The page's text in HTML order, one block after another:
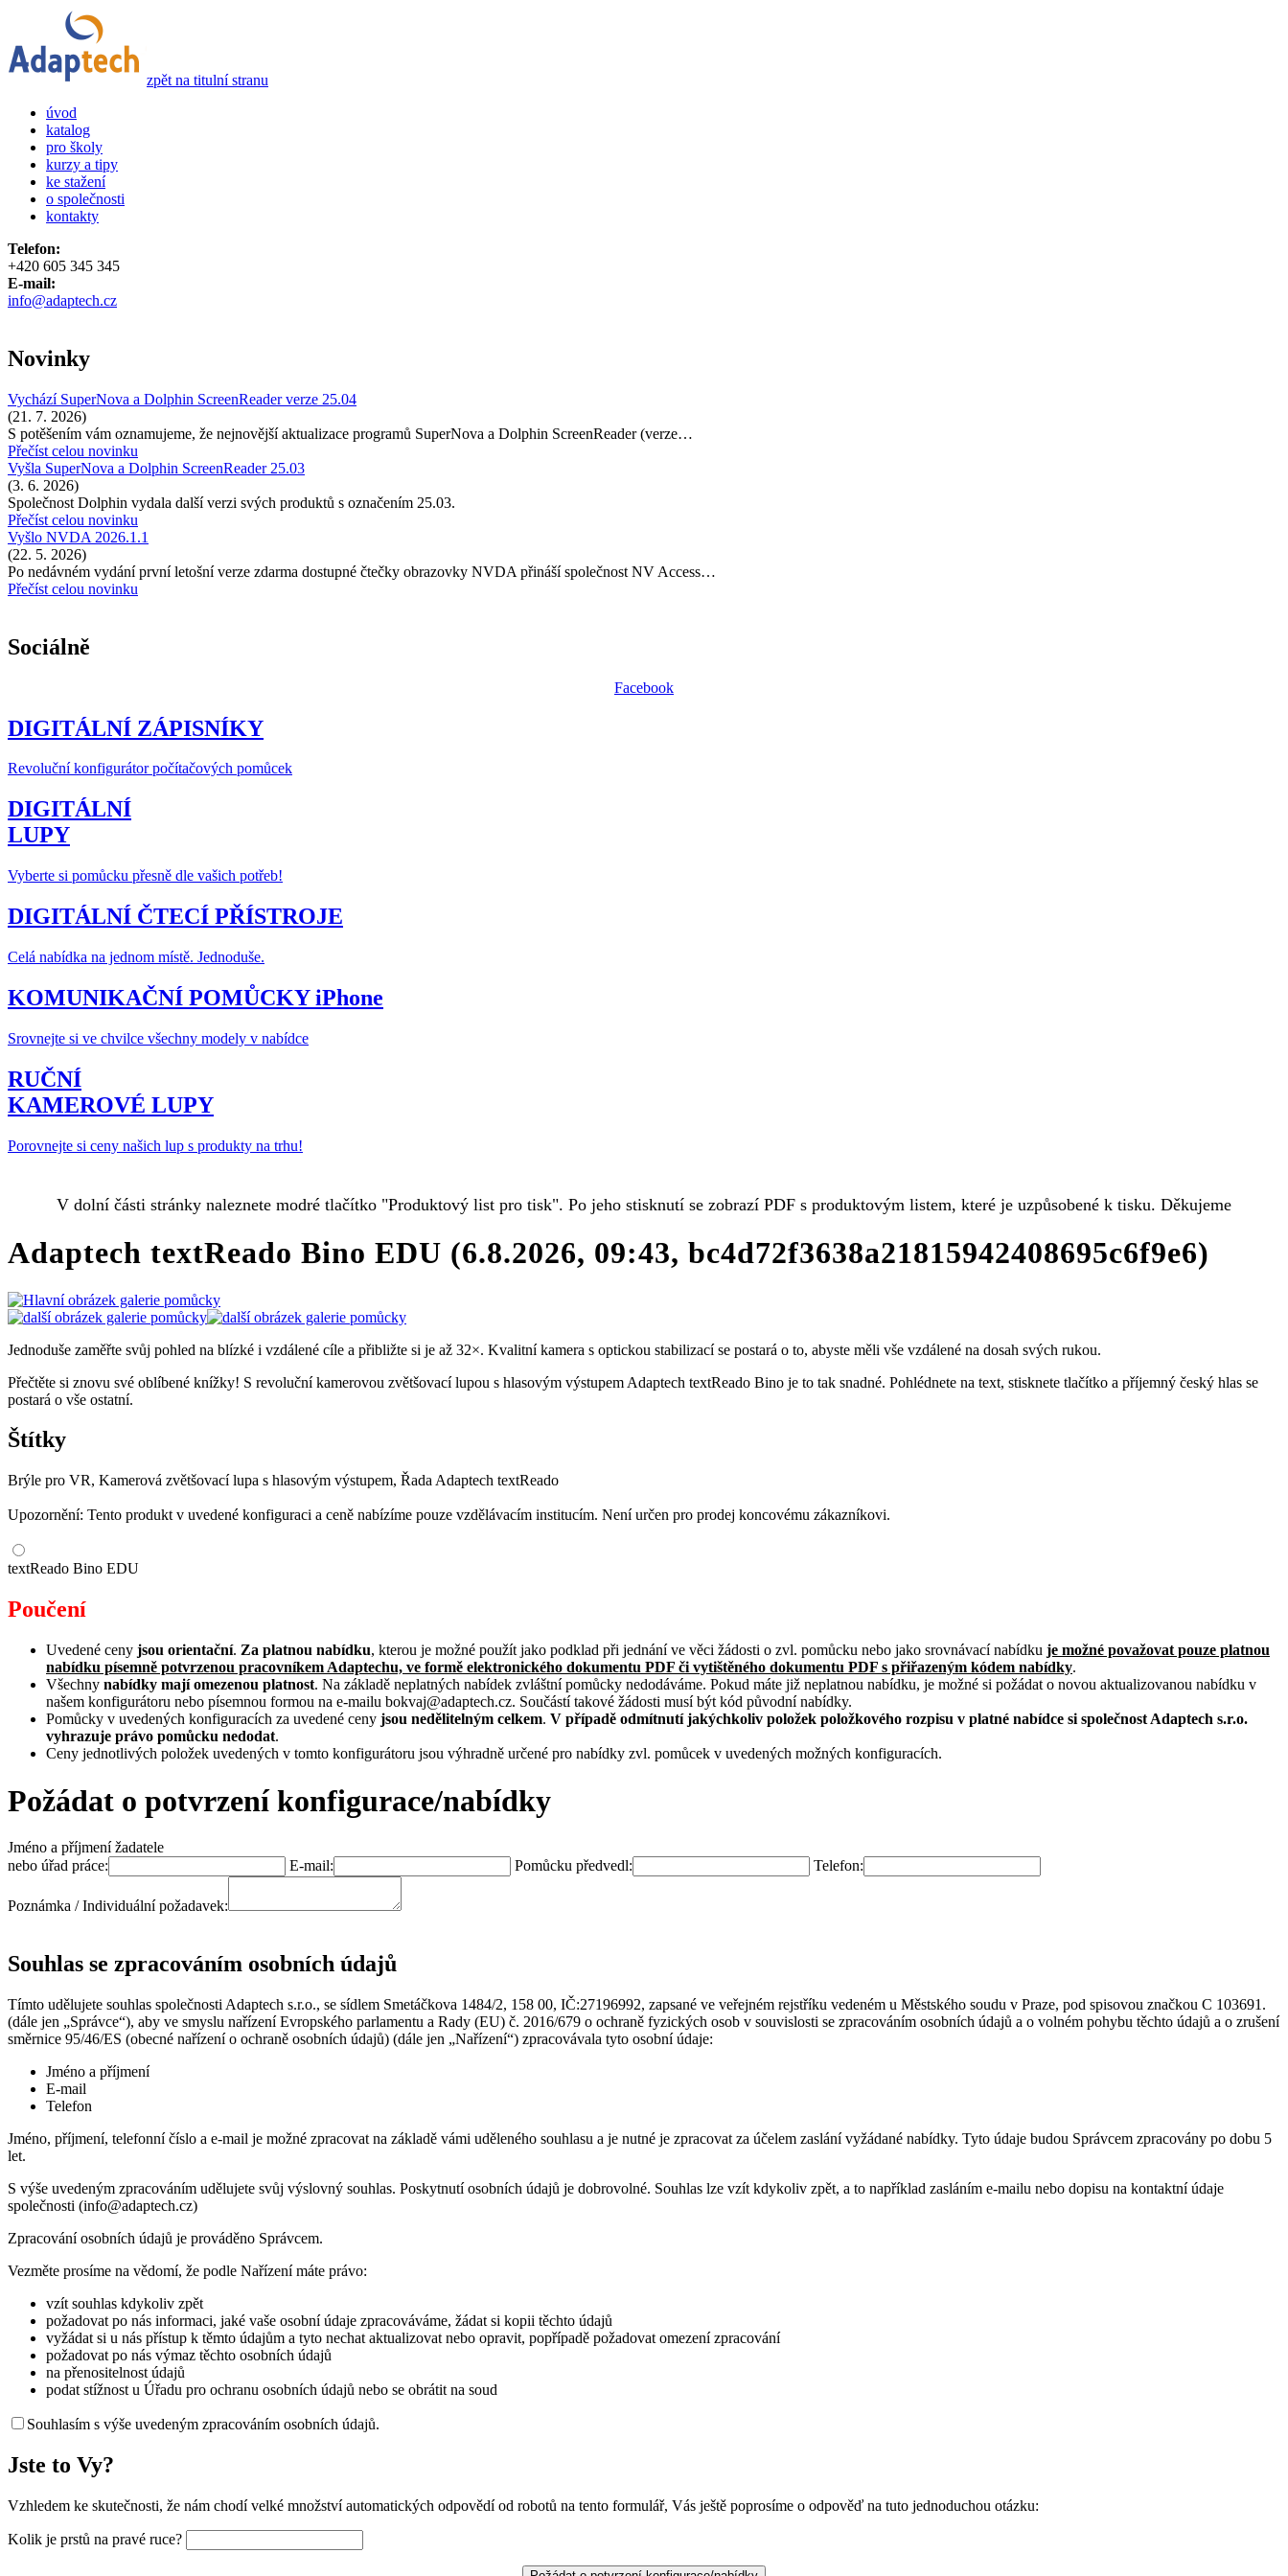
zpět na titulní stranu
úvod
katalog
pro školy
kurzy a tipy
ke stažení
o společnosti
kontakty
Telefon:
+420 605 345 345
E-mail:
info@adaptech.cz
Novinky
Vychází SuperNova a Dolphin ScreenReader verze 25.04
(21. 7. 2026)
S potěšením vám oznamujeme, že nejnovější aktualizace programů SuperNova a Dolphin ScreenReader (verze…
Přečíst celou novinku
Vyšla SuperNova a Dolphin ScreenReader 25.03
(3. 6. 2026)
Společnost Dolphin vydala další verzi svých produktů s označením 25.03.
Přečíst celou novinku
Vyšlo NVDA 2026.1.1
(22. 5. 2026)
Po nedávném vydání první letošní verze zdarma dostupné čtečky obrazovky NVDA přináší společnost NV Access…
Přečíst celou novinku
Sociálně
Facebook
DIGITÁLNÍ ZÁPISNÍKY
Revoluční konfigurátor počítačových pomůcek
DIGITÁLNÍ
LUPY
Vyberte si pomůcku přesně dle vašich potřeb!
DIGITÁLNÍ ČTECÍ PŘÍSTROJE
Celá nabídka na jednom místě. Jednoduše.
KOMUNIKAČNÍ POMŮCKY iPhone
Srovnejte si ve chvilce všechny modely v nabídce
RUČNÍ
KAMEROVÉ LUPY
Porovnejte si ceny našich lup s produkty na trhu!
V dolní části stránky naleznete modré tlačítko "Produktový list pro tisk". Po jeho stisknutí se zobrazí PDF s produktovým listem, které je uzpůsobené k tisku. Děkujeme
Adaptech textReado Bino EDU (6.8.2026, 09:43, bc4d72f3638a21815942408695c6f9e6)
Jednoduše zaměřte svůj pohled na blízké i vzdálené cíle a přibližte si je až 32×. Kvalitní kamera s optickou stabilizací se postará o to, abyste měli vše vzdálené na dosah svých rukou.
Přečtěte si znovu své oblíbené knížky! S revoluční kamerovou zvětšovací lupou s hlasovým výstupem Adaptech textReado Bino je to tak snadné. Pohlédnete na text, stisknete tlačítko a příjemný český hlas se
postará o vše ostatní.
Štítky
Brýle pro VR, Kamerová zvětšovací lupa s hlasovým výstupem, Řada Adaptech textReado
Upozornění: Tento produkt v uvedené konfiguraci a ceně nabízíme pouze vzdělávacím institucím. Není určen pro prodej koncovému zákazníkovi.
textReado Bino EDU
Poučení
Uvedené ceny jsou orientační. Za platnou nabídku, kterou je možné použít jako podklad při jednání ve věci žádosti o zvl. pomůcku nebo jako srovnávací nabídku je možné považovat pouze platnou
nabídku písemně potvrzenou pracovníkem Adaptechu, ve formě elektronického dokumentu PDF či vytištěného dokumentu PDF s přiřazeným kódem nabídky.
Všechny nabídky mají omezenou platnost. Na základě neplatných nabídek zvláštní pomůcky nedodáváme. Pokud máte již neplatnou nabídku, je možné si požádat o novou aktualizovanou nabídku v
našem konfigurátoru nebo písemnou formou na e-mailu bokvaj@adaptech.cz. Součástí takové žádosti musí být kód původní nabídky.
Pomůcky v uvedených konfiguracích za uvedené ceny jsou nedělitelným celkem. V případě odmítnutí jakýchkoliv položek položkového rozpisu v platné nabídce si společnost Adaptech s.r.o.
vyhrazuje právo pomůcku nedodat.
Ceny jednotlivých položek uvedených v tomto konfigurátoru jsou výhradně určené pro nabídky zvl. pomůcek v uvedených možných konfiguracích.
Požádat o potvrzení konfigurace/nabídky
Jméno a příjmení žadatele
nebo úřad práce:
E-mail: Pomůcku předvedl: Telefon:
Poznámka / Individuální požadavek:
Souhlas se zpracováním osobních údajů
Tímto udělujete souhlas společnosti Adaptech s.r.o., se sídlem Smetáčkova 1484/2, 158 00, IČ:27196992, zapsané ve veřejném rejstříku vedeném u Městského soudu v Praze, pod spisovou značkou C 103691.
(dále jen „Správce“), aby ve smyslu nařízení Evropského parlamentu a Rady (EU) č. 2016/679 o ochraně fyzických osob v souvislosti se zpracováním osobních údajů a o volném pohybu těchto údajů a o zrušení
směrnice 95/46/ES (obecné nařízení o ochraně osobních údajů) (dále jen „Nařízení“) zpracovávala tyto osobní údaje:
Jméno a příjmení
E-mail
Telefon
Jméno, příjmení, telefonní číslo a e-mail je možné zpracovat na základě vámi uděleného souhlasu a je nutné je zpracovat za účelem zaslání vyžádané nabídky. Tyto údaje budou Správcem zpracovány po dobu 5
let.
S výše uvedeným zpracováním udělujete svůj výslovný souhlas. Poskytnutí osobních údajů je dobrovolné. Souhlas lze vzít kdykoliv zpět, a to například zasláním e-mailu nebo dopisu na kontaktní údaje
společnosti (info@adaptech.cz)
Zpracování osobních údajů je prováděno Správcem.
Vezměte prosíme na vědomí, že podle Nařízení máte právo:
vzít souhlas kdykoliv zpět
požadovat po nás informaci, jaké vaše osobní údaje zpracováváme, žádat si kopii těchto údajů
vyžádat si u nás přístup k těmto údajům a tyto nechat aktualizovat nebo opravit, popřípadě požadovat omezení zpracování
požadovat po nás výmaz těchto osobních údajů
na přenositelnost údajů
podat stížnost u Úřadu pro ochranu osobních údajů nebo se obrátit na soud
Souhlasím s výše uvedeným zpracováním osobních údajů.
Jste to Vy?
Vzhledem ke skutečnosti, že nám chodí velké množství automatických odpovědí od robotů na tento formulář, Vás ještě poprosíme o odpověď na tuto jednoduchou otázku:
Kolik je prstů na pravé ruce?